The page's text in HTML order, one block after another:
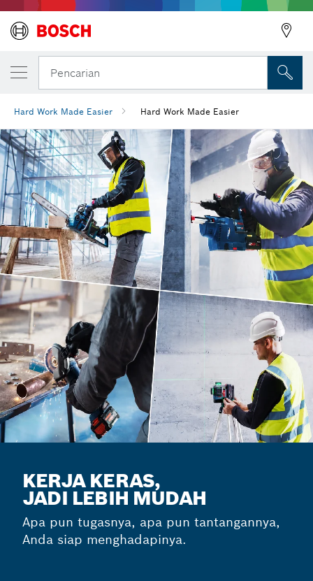
Pencarian
Hard Work Made Easier Hard Work Made Easier
KERJA KERAS,
JADI LEBIH MUDAH
Apa pun tugasnya, apa pun tantangannya,
Anda siap menghadapinya.